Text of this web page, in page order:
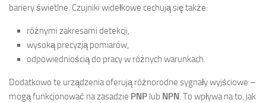
bariery świetlne. Czujniki widełkowe cechują się także:
różnymi zakresami detekcji,
wysoką precyzją pomiarów,
odpowiedniością do pracy w różnych warunkach.
Dodatkowo te urządzenia oferują różnorodne sygnały wyjściowe –
mogą funkcjonować na zasadzie PNP lub NPN. To wpływa na to, jak